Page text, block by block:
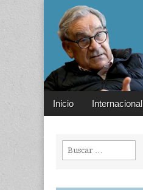
Main
Skip
Inicio Internacional
Buscar: